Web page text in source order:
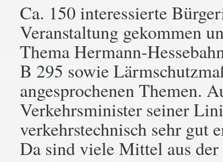
Ca. 150 interessierte
Veranstaltung gekommen
Thema Hermann-
B 295 sowie
angesprochenen Themen.
Verkehrsminister seiner
verkehrstechnisch sehr gut
Da sind viele Mittel aus